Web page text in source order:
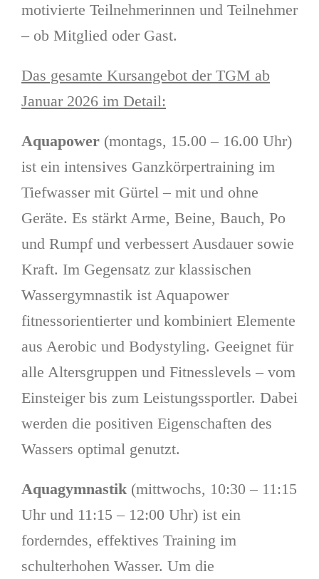
motivierte Teilnehmerinnen und Teilnehmer
– ob Mitglied oder Gast.
Das gesamte Kursangebot der TGM ab
Januar 2026 im Detail:
Aquapower (montags, 15.00 – 16.00 Uhr)
ist ein intensives Ganzkörpertraining im
Tiefwasser mit Gürtel – mit und ohne
Geräte. Es stärkt Arme, Beine, Bauch, Po
und Rumpf und verbessert Ausdauer sowie
Kraft. Im Gegensatz zur klassischen
Wassergymnastik ist Aquapower
fitnessorientierter und kombiniert Elemente
aus Aerobic und Bodystyling. Geeignet für
alle Altersgruppen und Fitnesslevels – vom
Einsteiger bis zum Leistungssportler. Dabei
werden die positiven Eigenschaften des
Wassers optimal genutzt.
Aquagymnastik(mittwochs, 10:30 – 11:15
Uhr und 11:15 – 12:00 Uhr) ist ein
forderndes, effektives Training im
schulterhohen Wasser. Um die